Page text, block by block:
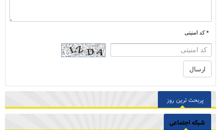
* کد امنیتی
پربحث ترین روز
شبکه اجتماعی